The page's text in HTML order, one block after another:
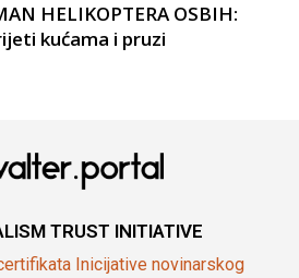
HELIKOPTERA OSBIH:
kućama i pruzi
TRUST INITIATIVE
Inicijative novinarskog